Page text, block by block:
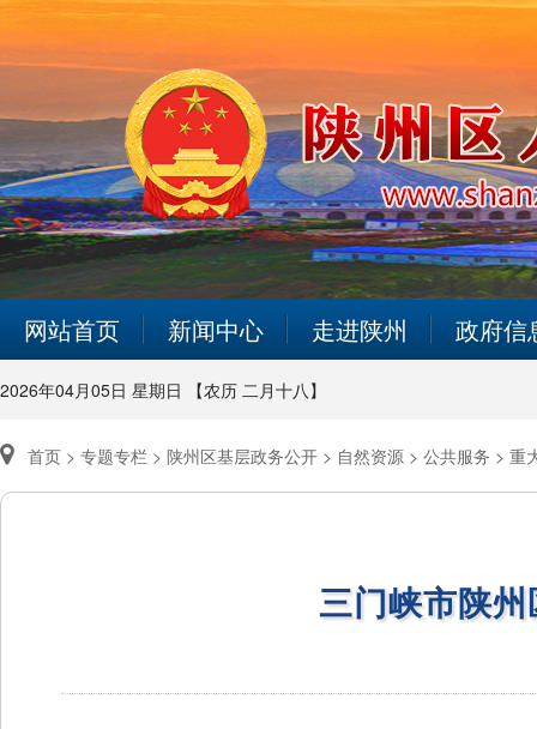
网站首页 新闻中心 走进陕州 政府信
2026年04月05日 星期日 【农历 二月十八】
首页 > 专题专栏 > 陕州区基层政务公开 > 自然资源 > 公共服务 > 重
三门峡市陕